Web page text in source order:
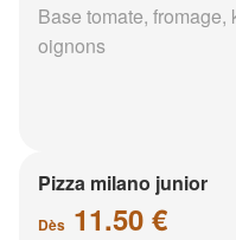
Base tomate,
oignons
Pizza milano junior
Dès 11.50 €